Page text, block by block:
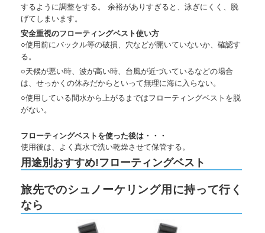
するように調整をする。 余裕がありすぎると、泳ぎにくく、脱
げてしまいます。
安全重視のフローティングベスト使い方
○使用前にバックル等の破損、穴などが開いていないか、確認す
る。
○天候が悪い時、波が高い時、台風が近づいているなどの場合
は、せっかくの休みだからといって無理に海に入らない。
○使用している間水から上がるまではフローティングベストを脱
がない。
フローティングベストを使った後は・・・
使用後は、よく真水で洗い乾燥させて保管する。
用途別おすすめ!フローティングベスト
旅先でのシュノーケリング用に持って行く
なら